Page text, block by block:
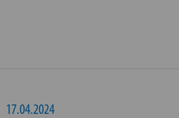
17.04.2024